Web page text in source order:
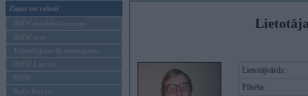
Ziņas un raksti
BMW modeļu jaunumi
BMW testi
Tehnoloģijas & sasniegumi
BMW Latvijā
MINI
Rolls-Royce
Lietotājvārds:
Pilsēta: